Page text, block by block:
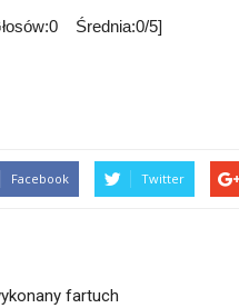
Średnia:0/5]
Facebook Twitter
fartuch